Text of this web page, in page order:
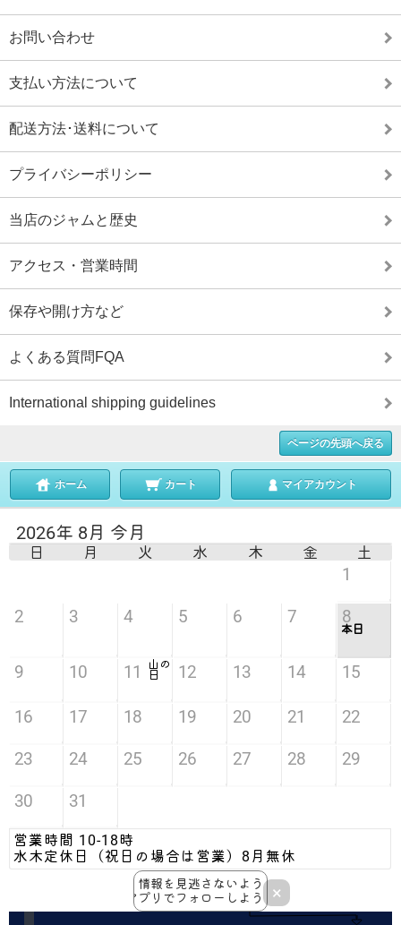
お問い合わせ
支払い方法について
配送方法･送料について
プライバシーポリシー
当店のジャムと歴史
アクセス・営業時間
保存や開け方など
よくある質問FQA
International shipping guidelines
ページの先頭へ戻る
ホーム カート マイアカウント